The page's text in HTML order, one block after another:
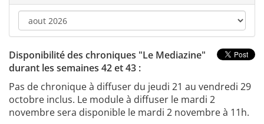
Disponibilité des chroniques "Le Mediazine"
durant les semaines 42 et 43 :
Pas de chronique à diffuser du jeudi 21 au vendredi 29
octobre inclus. Le module à diffuser le mardi 2
novembre sera disponible le mardi 2 novembre à 11h.